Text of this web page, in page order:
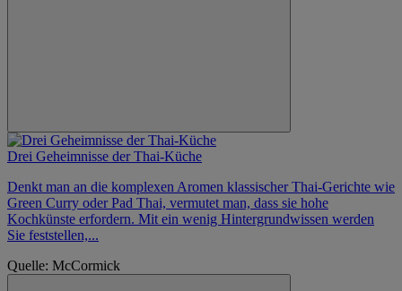
Drei Geheimnisse der Thai-Küche
Denkt man an die komplexen Aromen klassischer Thai-Gerichte wie
Green Curry oder Pad Thai, vermutet man, dass sie hohe
Kochkünste erfordern. Mit ein wenig Hintergrundwissen werden
Sie feststellen,...
Quelle: McCormick